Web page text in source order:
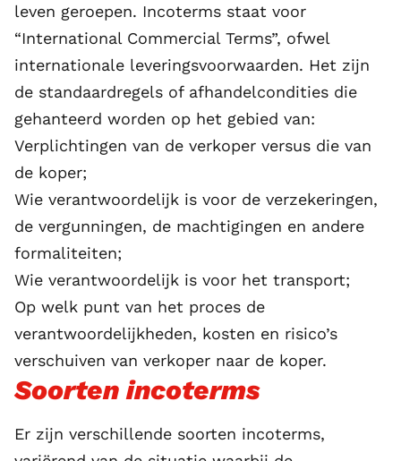
leven geroepen. Incoterms staat voor
“International Commercial Terms”, ofwel
internationale leveringsvoorwaarden. Het zijn
de standaardregels of afhandelcondities die
gehanteerd worden op het gebied van:
Verplichtingen van de verkoper versus die van
de koper;
Wie verantwoordelijk is voor de verzekeringen,
de vergunningen, de machtigingen en andere
formaliteiten;
Wie verantwoordelijk is voor het transport;
Op welk punt van het proces de
verantwoordelijkheden, kosten en risico’s
verschuiven van verkoper naar de koper.
Soorten incoterms
Er zijn verschillende soorten incoterms,